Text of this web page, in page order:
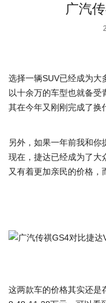
广汽
选择一辆SUV已经成为
以十余万的车型也就备
其在今年又刚刚完成了换
另外，如果一年前我和
现在，捷达已经成为了大
又有着更加亲民的价格，
这两款车的价格其实还是